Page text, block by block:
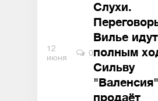
12
июня
0
Слухи.
Вилье идут
полным
Сильву
продаёт